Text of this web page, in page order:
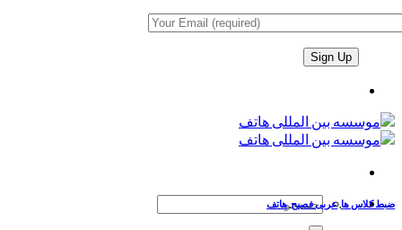
جستجو
ضبط کلاس ها ,عربی فصیح,هاتف